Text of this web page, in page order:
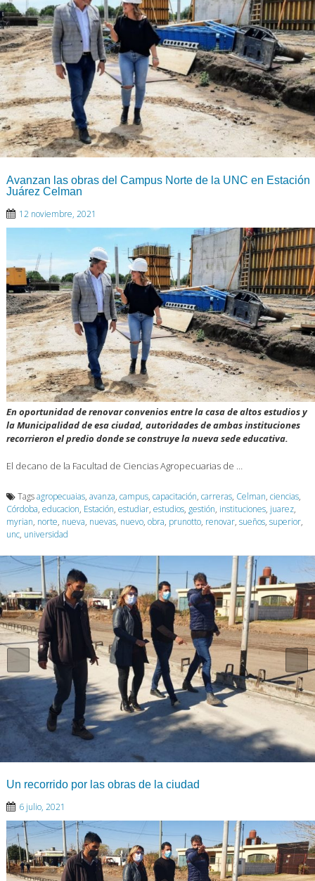
Avanzan las obras del Campus Norte de la UNC en Estación
Juárez Celman
12 noviembre, 2021
En oportunidad de renovar convenios entre la casa de altos estudios y
la Municipalidad de esa ciudad, autoridades de ambas instituciones
recorrieron el predio donde se construye la nueva sede educativa.
El decano de la Facultad de Ciencias Agropecuarias de …
Tagsagropecuaias, avanza, campus, capacitación, carreras, Celman, ciencias,
Córdoba, educacion, Estación, estudiar, estudios, gestión, instituciones, juarez,
myrian, norte, nueva, nuevas, nuevo, obra, prunotto, renovar, sueños, superior,
unc, universidad
Un recorrido por las obras de la ciudad
6 julio, 2021